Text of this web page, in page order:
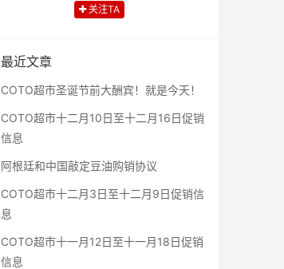
关注TA
最近文章
COTO超市圣诞节前大酬宾！就是今天！
COTO超市十二月10日至十二月16日促销
信息
阿根廷和中国敲定豆油购销协议
COTO超市十二月3日至十二月9日促销信
息
COTO超市十一月12日至十一月18日促销
信息